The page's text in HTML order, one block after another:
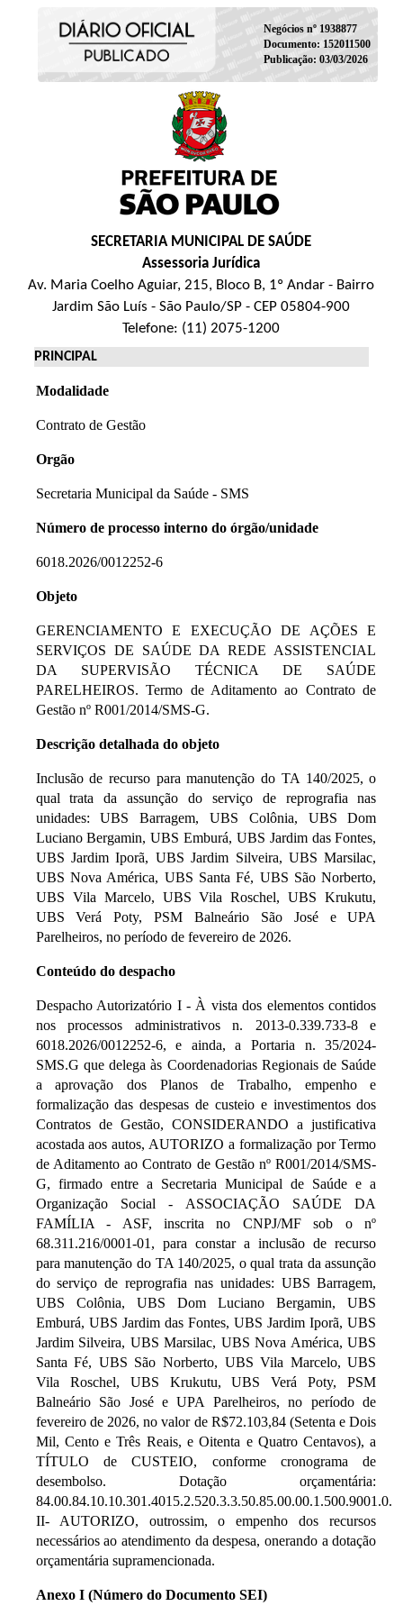
Negócios nº 1938877
Documento: 152011500
Publicação: 03/03/2026
SECRETARIA MUNICIPAL DE SAÚDE
Assessoria Jurídica
Av. Maria Coelho Aguiar, 215, Bloco B, 1º Andar - Bairro
Jardim São Luís - São Paulo/SP - CEP 05804-900
Telefone: (11) 2075-1200
PRINCIPAL
Modalidade
Contrato de Gestão
Orgão
Secretaria Municipal da Saúde - SMS
Número de processo interno do órgão/unidade
6018.2026/0012252-6
Objeto
GERENCIAMENTO E EXECUÇÃO DE AÇÕES E
SERVIÇOS DE SAÚDE DA REDE ASSISTENCIAL
DA SUPERVISÃO TÉCNICA DE SAÚDE
PARELHEIROS. Termo de Aditamento ao Contrato de
Gestão nº R001/2014/SMS-G.
Descrição detalhada do objeto
Inclusão de recurso para manutenção do TA 140/2025, o
qual trata da assunção do serviço de reprografia nas
unidades: UBS Barragem, UBS Colônia, UBS Dom
Luciano Bergamin, UBS Emburá, UBS Jardim das Fontes,
UBS Jardim Iporã, UBS Jardim Silveira, UBS Marsilac,
UBS Nova América, UBS Santa Fé, UBS São Norberto,
UBS Vila Marcelo, UBS Vila Roschel, UBS Krukutu,
UBS Verá Poty, PSM Balneário São José e UPA
Parelheiros, no período de fevereiro de 2026.
Conteúdo do despacho
Despacho Autorizatório I - À vista dos elementos contidos
nos processos administrativos n. 2013-0.339.733-8 e
6018.2026/0012252-6, e ainda, a Portaria n. 35/2024-
SMS.G que delega às Coordenadorias Regionais de Saúde
a aprovação dos Planos de Trabalho, empenho e
formalização das despesas de custeio e investimentos dos
Contratos de Gestão, CONSIDERANDO a justificativa
acostada aos autos, AUTORIZO a formalização por Termo
de Aditamento ao Contrato de Gestão nº R001/2014/SMS-
G, firmado entre a Secretaria Municipal de Saúde e a
Organização Social - ASSOCIAÇÃO SAÚDE DA
FAMÍLIA - ASF, inscrita no CNPJ/MF sob o nº
68.311.216/0001-01, para constar a inclusão de recurso
para manutenção do TA 140/2025, o qual trata da assunção
do serviço de reprografia nas unidades: UBS Barragem,
UBS Colônia, UBS Dom Luciano Bergamin, UBS
Emburá, UBS Jardim das Fontes, UBS Jardim Iporã, UBS
Jardim Silveira, UBS Marsilac, UBS Nova América, UBS
Santa Fé, UBS São Norberto, UBS Vila Marcelo, UBS
Vila Roschel, UBS Krukutu, UBS Verá Poty, PSM
Balneário São José e UPA Parelheiros, no período de
fevereiro de 2026, no valor de R$72.103,84 (Setenta e Dois
Mil, Cento e Três Reais, e Oitenta e Quatro Centavos), a
TÍTULO de CUSTEIO, conforme cronograma de
desembolso. Dotação orçamentária:
84.00.84.10.10.301.4015.2.520.3.3.50.85.00.00.1.500.9001.0.
II- AUTORIZO, outrossim, o empenho dos recursos
necessários ao atendimento da despesa, onerando a dotação
orçamentária supramencionada.
Anexo I (Número do Documento SEI)